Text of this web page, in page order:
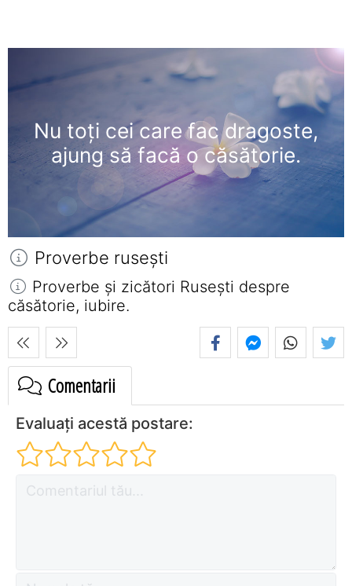
Nu toţi cei care fac dragoste,
ajung să facă o căsătorie.
Proverbe ruseşti
Proverbe și zicători Ruseşti despre
căsătorie, iubire.
Comentarii
Evaluați acestă postare: